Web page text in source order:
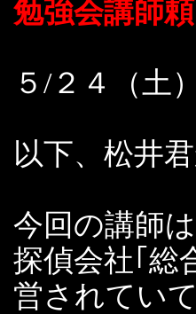
勉強会講師
５/２４（土
以下、松井
今回の講師は
探偵会社｢総
営されていて